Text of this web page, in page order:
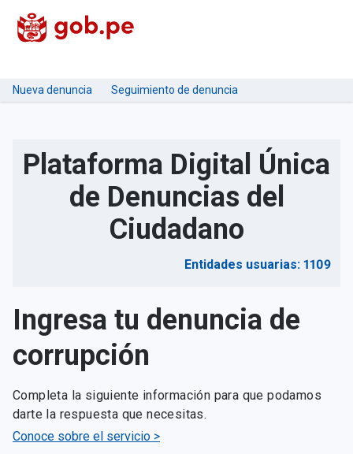
Nueva denuncia Seguimiento de denuncia
Plataforma Digital Única
de Denuncias del
Ciudadano
Entidades usuarias: 1109
Ingresa tu denuncia de
corrupción
Completa la siguiente información para que podamos
darte la respuesta que necesitas.
Conoce sobre el servicio >